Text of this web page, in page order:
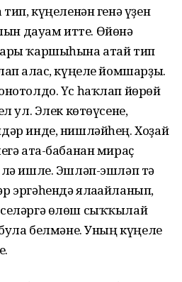
күңеленән генә үҙен
дауам итте. Өйөнә
ҡаршыһына атай тип
алғас, күңеле йомшарҙы.
Үс һаҡлап йөрөй
ул. Элек көтөүсене,
инде, нишләйһең. Хоҙай
ата-бабанан мираҫ
лә ишле. Эшләп-эшләп тә
эргәһендә ялағайланып,
өлөш сыҡҡылай
белмәне. Уның күңеле